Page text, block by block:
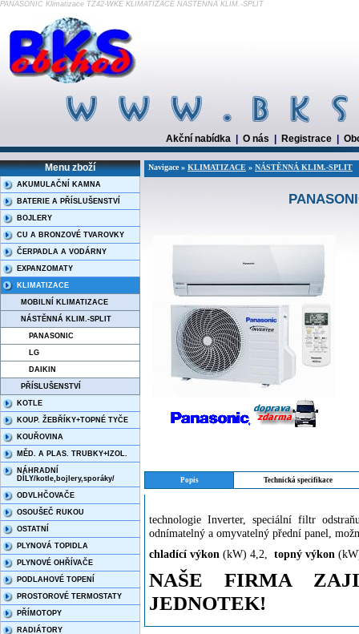
PANASONIC Klimatizace TZ42-WKE KLIMATIZACE NÁSTĚNNÁ KLIM.-SPLIT
Akční nabídka O nás Registrace
Menu zboží
AKUMULAČNÍ KAMNA
BATERIE A PŘÍSLUŠENSTVÍ
BOJLERY
CU A BRONZOVÉ TVAROVKY
ČERPADLA A VODÁRNY
EXPANZOMATY
KLIMATIZACE
MOBILNÍ KLIMATIZACE
NÁSTĚNNÁ KLIM.-SPLIT
PANASONIC
LG
DAIKIN
PŘÍSLUŠENSTVÍ
KOTLE
KOUP. ŽEBŘÍKY+TOPNÉ TYČE
KOUŘOVINA
MĚD. A PLAS. TRUBKY+IZOL.
NÁHRADNÍ
DÍLY/kotle,bojlery,sporáky/
ODVLHČOVAČE
OSOUŠEČ RUKOU
OSTATNÍ
PLYNOVÁ TOPIDLA
PLYNOVÉ OHŘÍVAČE
PODLAHOVÉ TOPENÍ
PROSTOROVÉ TERMOSTATY
PŘÍMOTOPY
RADIÁTORY
Navigace » KLIMATIZACE » NÁSTĚNNÁ KLIM.-SPLIT
Popis Technická specifikace
technologie Inverter, speciální filtr
odnímatelný a omyvatelný přední panel,
chladící výkon (kW) 4,2, topný výkon
NAŠE FIRMA
JEDNOTEK!